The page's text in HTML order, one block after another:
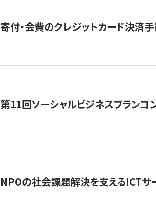
寄付・会費のクレジットカード決済
第11回ソーシャルビジネスプランコ
NPOの社会課題解決を支えるICTサ